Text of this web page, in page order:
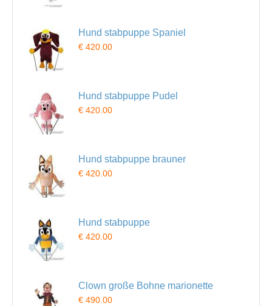
Hund stabpuppe Spaniel
€ 420.00
Hund stabpuppe Pudel
€ 420.00
Hund stabpuppe brauner
€ 420.00
Hund stabpuppe
€ 420.00
Clown große Bohne marionette
€ 490.00